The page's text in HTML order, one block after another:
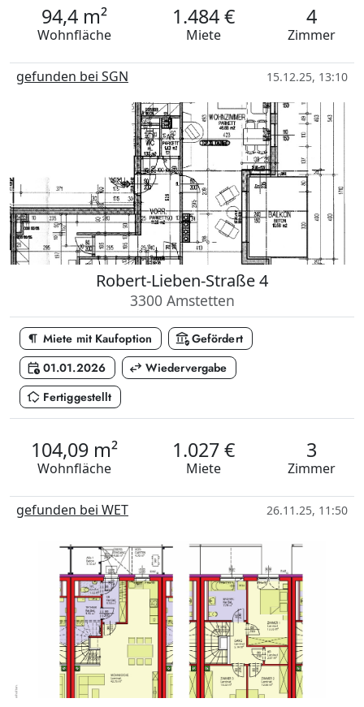
94,4 m²
Wohnfläche
1.484 €
Miete
4
Zimmer
gefunden bei SGN 15.12.25, 13:10
Robert-Lieben-Straße 4
3300 Amstetten
format_paragraph Miete mit Kaufoption assured_workloadGefördert
calendar_clock 01.01.2026 swap_horiz Wiedervergabe
in_home_mode Fertiggestellt
104,09 m²
Wohnfläche
1.027 €
Miete
3
Zimmer
gefunden bei WET 26.11.25, 11:50